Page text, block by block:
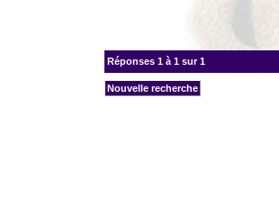
Réponses 1 à 1 sur 1